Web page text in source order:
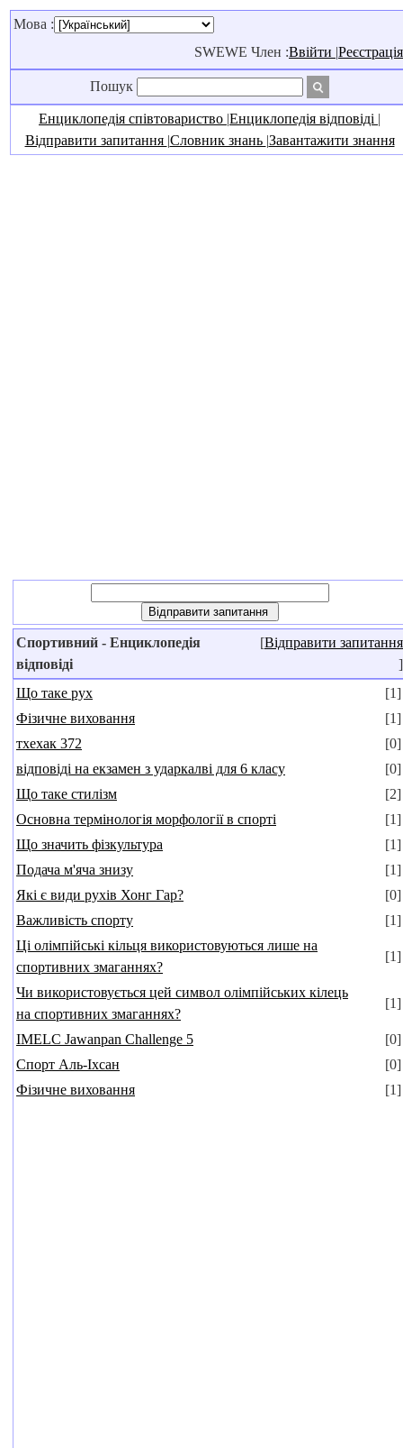
Мова :
SWEWE Член :Ввійти |Реєстрація
Пошук
Енциклопедія співтовариство |Енциклопедія відповіді |
Відправити запитання |Словник знань |Завантажити знання
Спортивний - Енциклопедія
відповіді
[Відправити запитання
]
Що таке рух
[1]
Фізичне виховання
[1]
тхехак 372
[0]
відповіді на екзамен з ударкалві для 6 класу
[0]
Що таке стилізм
[2]
Основна термінологія морфології в спорті
[1]
Що значить фізкультура
[1]
Подача м'яча знизу
[1]
Які є види рухів Хонг Гар?
[0]
Важливість спорту
[1]
Ці олімпійські кільця використовуються лише на
спортивних змаганнях?
[1]
Чи використовується цей символ олімпійських кілець
на спортивних змаганнях?
[1]
IMELC Jawanpan Challenge 5
[0]
Спорт Аль-Іхсан
[0]
Фізичне виховання
[1]